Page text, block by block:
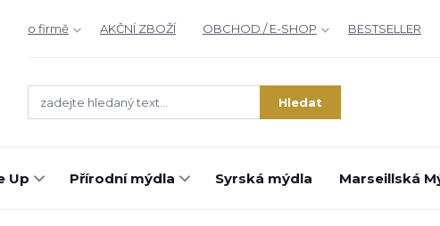
o firmě AKČNÍ ZBOŽÍ OBCHOD / E-SHOP BESTSELLER
Hledat
Up Přírodní mýdla Syrská mýdla Marseillská